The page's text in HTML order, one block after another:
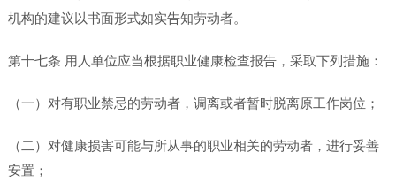
机构的建议以书面形式如实告知劳动者。
第十七条 用人单位应当根据职业健康检查报告，采取下列措施：
（一）对有职业禁忌的劳动者，调离或者暂时脱离原工作岗位；
（二）对健康损害可能与所从事的职业相关的劳动者，进行妥善
安置；